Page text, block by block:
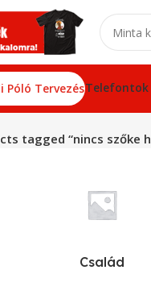
Póló TervezésTelefontok
tagged “nincs szőke
Család